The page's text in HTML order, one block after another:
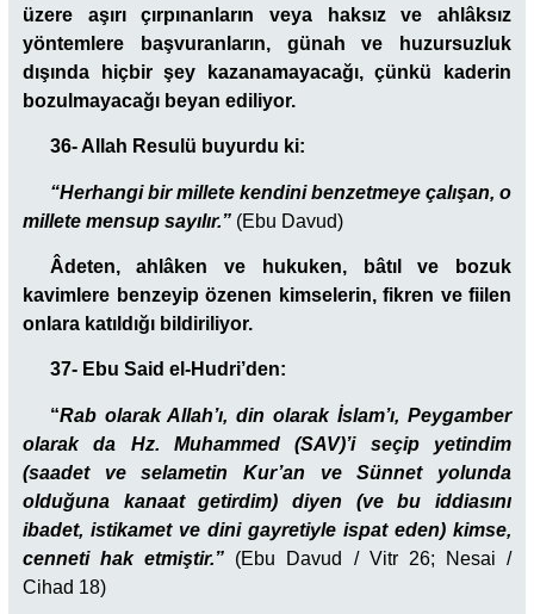
üzere aşırı çırpınanların veya haksız ve ahlâksız
yöntemlere başvuranların, günah ve huzursuzluk
dışında hiçbir şey kazanamayacağı, çünkü kaderin
bozulmayacağı beyan ediliyor.
36- Allah Resulü buyurdu ki:
“Herhangi bir millete kendini benzetmeye çalışan, o
millete mensup sayılır.” (Ebu Davud)
Âdeten, ahlâken ve hukuken, bâtıl ve bozuk
kavimlere benzeyip özenen kimselerin, fikren ve fiilen
onlara katıldığı bildiriliyor.
37- Ebu Said el-Hudri’den:
“Rab olarak Allah’ı, din olarak İslam’ı, Peygamber
olarak da Hz. Muhammed (SAV)’i seçip yetindim
(saadet ve selametin Kur’an ve Sünnet yolunda
olduğuna kanaat getirdim) diyen (ve bu iddiasını
ibadet, istikamet ve dini gayretiyle ispat eden) kimse,
cenneti hak etmiştir.” (Ebu Davud / Vitr 26; Nesai /
Cihad 18)